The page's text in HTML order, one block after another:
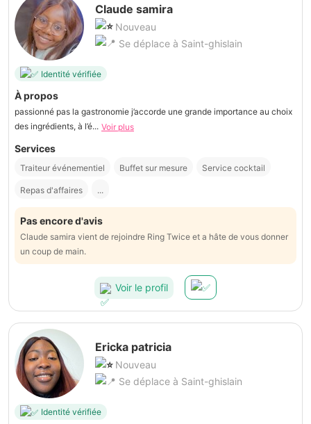
Claude samira
Nouveau
Se déplace à Saint-ghislain
Identité vérifiée
À propos
passionné pas la gastronomie j’accorde une grande importance au choix
des ingrédients, à l’é... Voir plus
Services
Traiteur événementiel Buffet sur mesure Service cocktail
Repas d'affaires ...
Pas encore d'avis
Claude samira vient de rejoindre Ring Twice et a hâte de vous donner
un coup de main.
Voir le profil
Ericka patricia
Nouveau
Se déplace à Saint-ghislain
Identité vérifiée